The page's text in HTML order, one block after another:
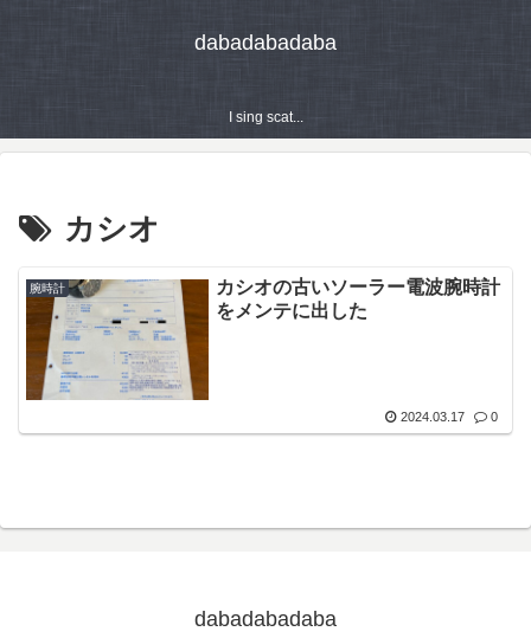
dabadabadaba
I sing scat...
カシオ
腕時計
カシオの古いソーラー電波腕時計
をメンテに出した
2024.03.17 0
dabadabadaba